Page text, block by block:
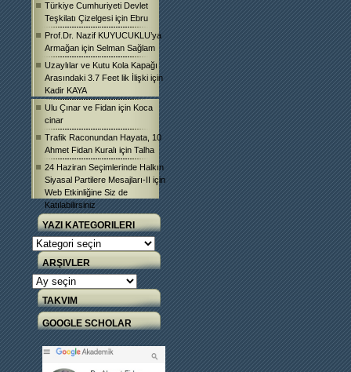
Türkiye Cumhuriyeti Devlet
Teşkilatı Çizelgesi için Ebru
Prof.Dr. Nazif KUYUCUKLU’ya
Armağan için Selman Sağlam
Uzaylılar ve Kutu Kola Kapağı
Arasındaki 3.7 Feet lik İlişki için
Kadir KAYA
Ulu Çınar ve Fidan için Koca
cinar
Trafik Raconundan Hayata, 10
Ahmet Fidan Kuralı için Talha
24 Haziran Seçimlerinde Halkın
Siyasal Partilere Mesajları-II için
Web Etkinliğine Siz de
Katılabilirsiniz
YAZI KATEGORILERI
Yazı
Kategorileri
ARŞIVLER
Arşivler
TAKVIM
GOOGLE SCHOLAR